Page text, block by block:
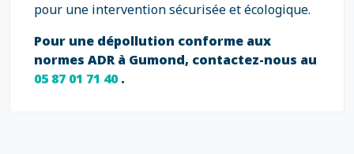
pour une intervention sécurisée et écologique.
Pour une dépollution conforme aux
normes ADR à Gumond, contactez-nous au
05 87 01 71 40.